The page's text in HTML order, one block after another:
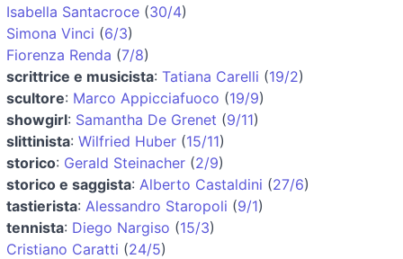
Isabella Santacroce (30/4)
Simona Vinci (6/3)
Fiorenza Renda (7/8)
scrittrice e musicista: Tatiana Carelli (19/2)
scultore: Marco Appicciafuoco (19/9)
showgirl: Samantha De Grenet (9/11)
slittinista: Wilfried Huber (15/11)
storico: Gerald Steinacher (2/9)
storico e saggista: Alberto Castaldini (27/6)
tastierista: Alessandro Staropoli (9/1)
tennista: Diego Nargiso (15/3)
Cristiano Caratti (24/5)